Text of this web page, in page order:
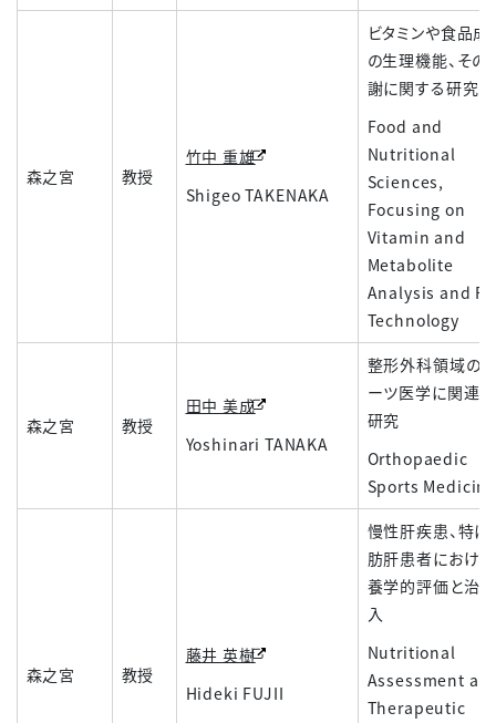
森之宮 教授
竹中 重雄
Shigeo TAKENAKA
ビタミンや食品成
の生理機能、その
謝に関する研究
Food and
Nutritional
Sciences,
Focusing on
Vitamin and
Metabolite
Analysis and
Technology
森之宮 教授
田中 美成
Yoshinari TANAKA
整形外科領域の
ーツ医学に関連
研究
Orthopaedic
Sports
森之宮 教授
藤井 英樹
Hideki FUJII
慢性肝疾患、特に
肪肝患者におけ
養学的評価と治
入
Nutritional
Assessment
Therapeutic